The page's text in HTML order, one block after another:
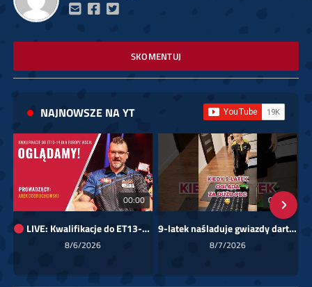
SKOMENTUJ
NAJNOWSZE NA YT
00:00
LIVE: Kwalifikacje do ET13-14 dla Europy Wschodniej
8/6/2026
01:08
9-latek naśladuje gwiazdy darta!
8/7/2026